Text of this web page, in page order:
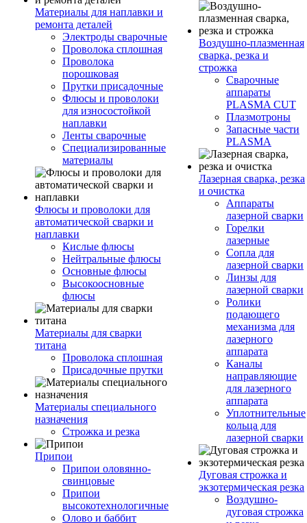
Материалы для наплавки и
ремонта деталей
Электроды сварочные
Проволока сплошная
Проволока
порошковая
Прутки присадочные
Флюсы и проволоки
для износостойкой
наплавки
Ленты сварочные
Специализированные
материалы
Флюсы и проволоки для
автоматической сварки и
наплавки
Кислые флюсы
Нейтральные флюсы
Основные флюсы
Высокоосновные
флюсы
Материалы для сварки
титана
Проволока сплошная
Присадочные прутки
Материалы специального
назначения
Строжка и резка
Припои
Припои оловянно-
свинцовые
Припои
высокотехнологичные
Олово и баббит
Воздушно-плазменная
сварка, резка и
строжка
Сварочные
аппараты
PLASMA CUT
Плазмотроны
Запасные части
PLASMA
Лазерная сварка, резка
и очистка
Аппараты
лазерной сварки
Горелки
лазерные
Сопла для
лазерной сварки
Линзы для
лазерной сварки
Ролики
подающего
механизма для
лазерного
аппарата
Каналы
направляющие
для лазерного
аппарата
Уплотнительные
кольца для
лазерной сварки
Дуговая строжка и
экзотермическая резка
Воздушно-
дуговая строжка